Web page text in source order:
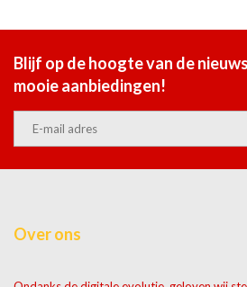
Blijf op de hoogte van de
mooie aanbiedingen!
Over ons